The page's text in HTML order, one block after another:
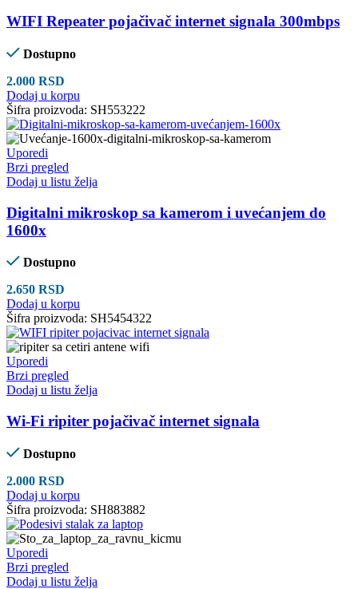
WIFI Repeater pojačivač internet signala 300mbps
Dostupno
2.000 RSD
Dodaj u korpu
Šifra proizvoda: SH553222
Uporedi
Brzi pregled
Dodaj u listu želja
Digitalni mikroskop sa kamerom i uvećanjem do
1600x
Dostupno
2.650 RSD
Dodaj u korpu
Šifra proizvoda: SH5454322
Uporedi
Brzi pregled
Dodaj u listu želja
Wi-Fi ripiter pojačivač internet signala
Dostupno
2.000 RSD
Dodaj u korpu
Šifra proizvoda: SH883882
Uporedi
Brzi pregled
Dodaj u listu želja